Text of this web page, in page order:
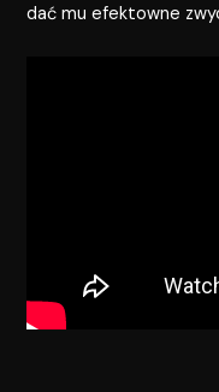
dać mu efektowne